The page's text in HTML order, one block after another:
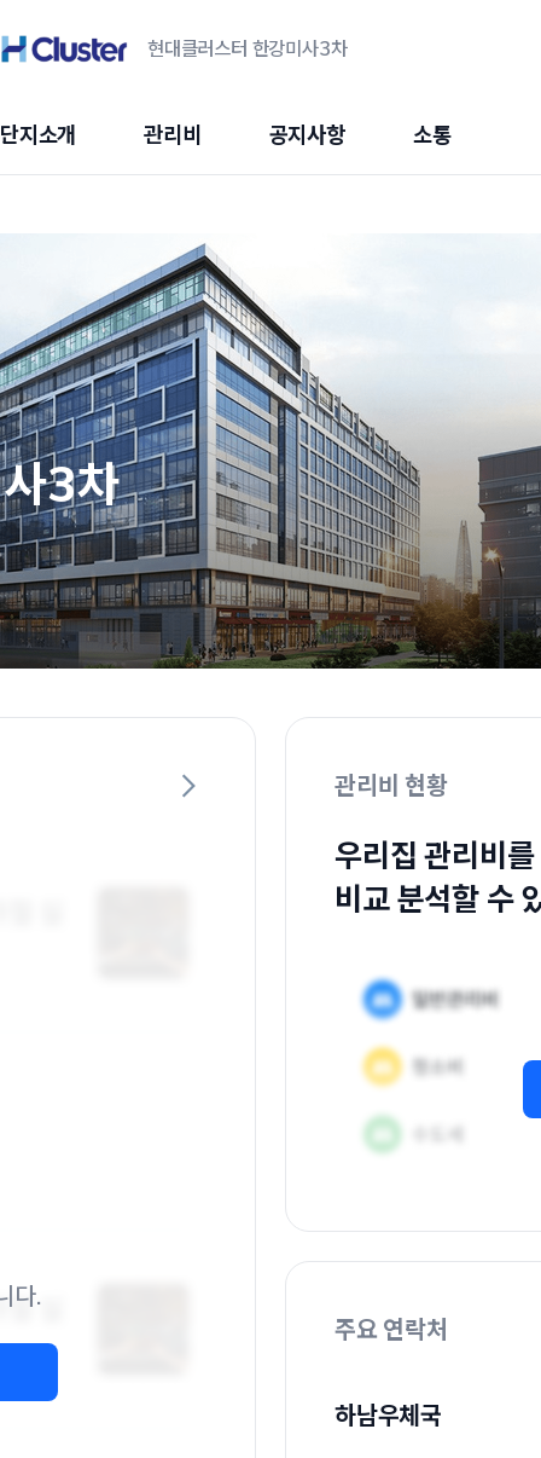
현대클러스터 한강미사3차
단지소개 관리비 공지사항 소통
3차
다.
관리비 현황
우리집 관리비
비교 분석할 수
주요 연락처
하남우체국